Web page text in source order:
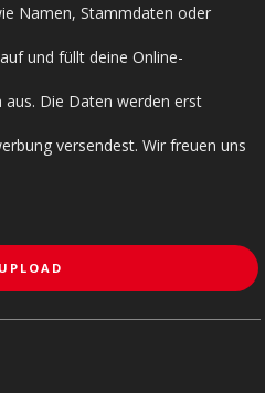
Namen, Stammdaten oder
und füllt deine Online-
Die Daten werden erst
versendest. Wir freuen uns